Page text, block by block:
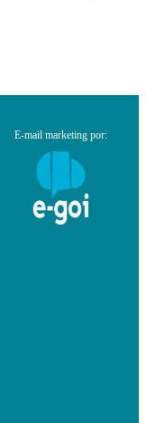
E-mail marketing por: